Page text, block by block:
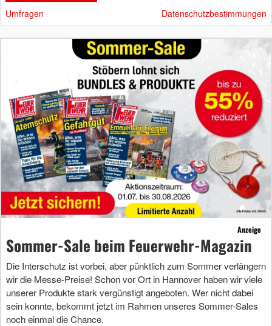
Umfragen Datenschutzbestimmungen
Anzeige
Sommer-Sale beim Feuerwehr-Magazin
Die Interschutz ist vorbei, aber pünktlich zum Sommer verlängern
wir die Messe-Preise! Schon vor Ort in Hannover haben wir viele
unserer Produkte stark vergünstigt angeboten. Wer nicht dabei
sein konnte, bekommt jetzt im Rahmen unseres Sommer-Sales
noch einmal die Chance.